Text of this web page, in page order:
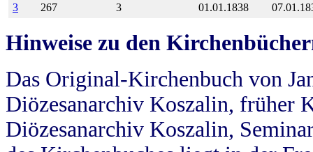
3
267 3 01.01.1838
Hinweise zu den
Das Original-Kirchenbuch von
Diözesanarchiv Koszalin, früher
Diözesanarchiv Koszalin,